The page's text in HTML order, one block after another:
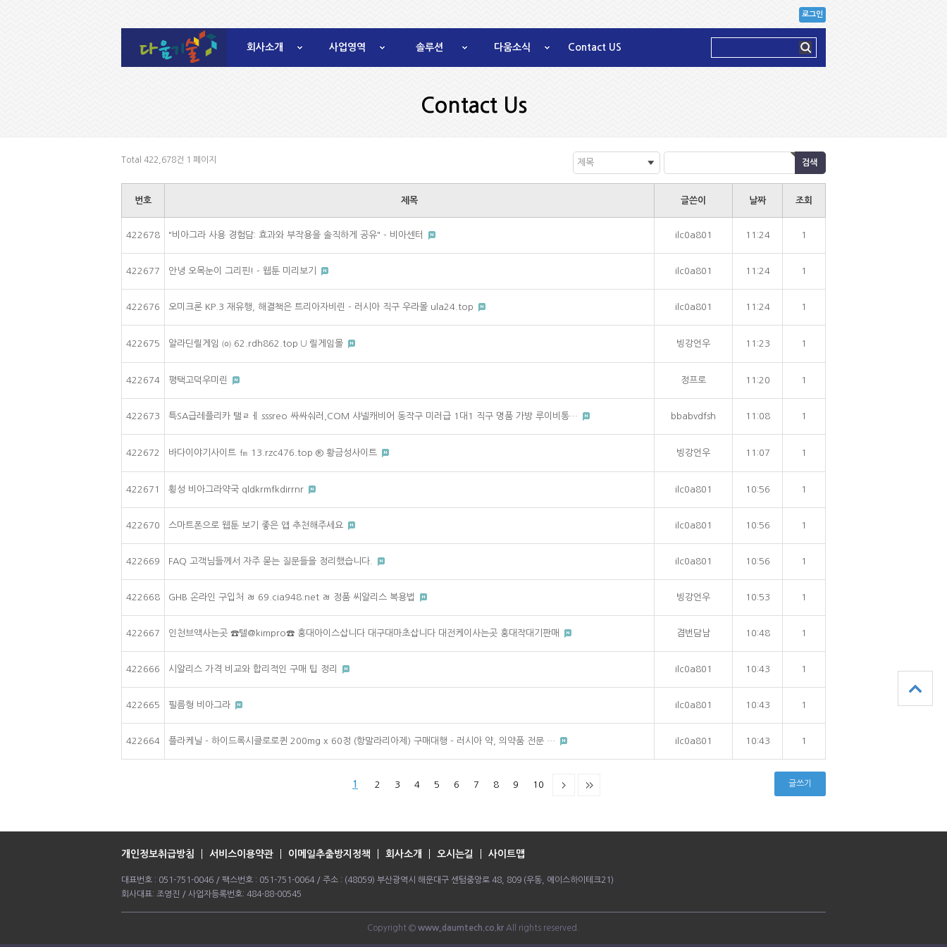
회사소개 사업영역 솔루션 다움소식 Contact US
로그인
Contact Us
Total 422,678건 1 페이지 제목
번호 제목 글쓴이 날짜 조회
422678 "비아그라 사용 경험담: 효과와 부작용을 솔직하게 공유" - 비아센터 ilc0a801 11:24 1
422677 안녕 오목눈이 그리핀! - 웹툰 미리보기 ilc0a801 11:24 1
422676 오미크론 KP.3 재유행, 해결책은 트리아자비린 - 러시아 직구 우라몰 ula24.top ilc0a801 11:24 1
422675 알라딘릴게임 ㈇ 62.rdh862.top ∪ 릴게임몰 빙강언우 11:23 1
422674 평택고덕우미린 정프로 11:20 1
422673 특SA급레플리카 탤ㄹㅔ sssreo 싸싸숴러,COM 샤넬캐비어 동작구 미러급 1대1 직구 명품 가방 루이비통… bbabvdfsh 11:08 1
422672 바다이야기사이트 ㎙ 13.rzc476.top ® 황금성사이트 빙강언우 11:07 1
422671 횡성 비아그라약국 qldkrmfkdirrnr ilc0a801 10:56 1
422670 스마트폰으로 웹툰 보기 좋은 앱 추천해주세요 ilc0a801 10:56 1
422669 FAQ 고객님들께서 자주 묻는 질문들을 정리했습니다. ilc0a801 10:56 1
422668 GHB 온라인 구입처 ㄼ 69.cia948.net ㄼ 정품 씨알리스 복용법 빙강언우 10:53 1
422667 인천브액사는곳 ☎️텔@kimpro☎️ 홍대아이스삽니다 대구대마초삽니다 대전케이사는곳 홍대작대기판매 겸번담남 10:48 1
422666 시알리스 가격 비교와 합리적인 구매 팁 정리 ilc0a801 10:43 1
422665 필름형 비아그라 ilc0a801 10:43 1
422664 플라케닐 - 하이드록시클로로퀸 200mg x 60정 (항말라리아제) 구매대행 - 러시아 약, 의약품 전문 … ilc0a801 10:43 1
1 2 3 4 5 6 7 8 9 10 글쓰기
개인정보취급방침 서비스이용약관 이메일추출방지정책 회사소개 오시는길 사이트맵
대표번호 : 051-751-0046 / 팩스번호 : 051-751-0064 / 주소 : (48059) 부산광역시 해운대구 센텀중앙로 48, 809 (우동, 에이스하이테크21)
회사대표: 조영진 / 사업자등록번호: 484-88-00545
Copyright © www,daumtech.co.kr All rights reserved.